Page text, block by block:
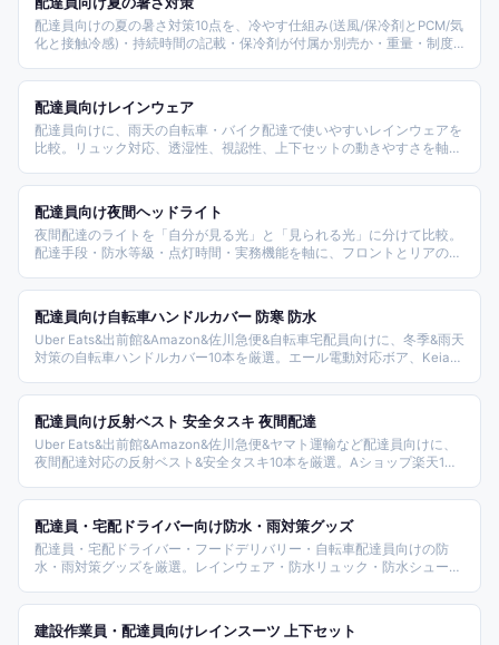
配達員向けの夏の暑さ対策10点を、冷やす仕組み(送風/保冷剤とPCM/気
化と接触冷感)・持続時間の記載・保冷剤が付属か別売か・重量・制度
9,900円までです。
配達員向けレインウェア
配達員向けに、雨天の自転車・バイク配達で使いやすいレインウェアを
比較。リュック対応、透湿性、視認性、上下セットの動きやすさを軸に
配達員向け夜間ヘッドライト
夜間配達のライトを「自分が見る光」と「見られる光」に分けて比較。
配達手段・防水等級・点灯時間・実務機能を軸に、フロントとリアの組
配達員向け自転車ハンドルカバー 防寒 防水
Uber Eats&出前館&Amazon&佐川急便&自転車宅配員向けに、冬季&雨天
対策の自転車ハンドルカバー10本を厳選。エール電動対応ボア、Keia公
グッズキアーロHC-Round、アエトニクスAX-23、Sorayu、生活アイデ
ィア館ネオプレーンまで防寒&防水軸でカバー。
配達員向け反射ベスト 安全タスキ 夜間配達
Uber Eats&出前館&Amazon&佐川急便&ヤマト運輸など配達員向けに、
夜間配達対応の反射ベスト&安全タスキ10本を厳選。Aショップ楽天1位
力、レーベンウッド柔軟素材、TERUI LED充電式まで装着方式&視認性
別にカバー。
配達員・宅配ドライバー向け防水・雨対策グッズ
配達員・宅配ドライバー・フードデリバリー・自転車配達員向けの防
水・雨対策グッズを厳選。レインウェア・防水リュック・防水シューズ
クカバー・防水グローブ・防水スプレー・レインバイザーなど雨天配達
で必携のアイテムを比較したランキング。
建設作業員・配達員向けレインスーツ 上下セット